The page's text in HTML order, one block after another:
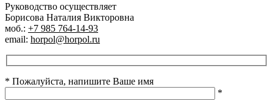
Руководство осуществляет
Борисова Наталия Викторовна
моб.: +7 985 764-14-93
email: horpol@horpol.ru
* Пожалуйста, напишите Ваше имя
*